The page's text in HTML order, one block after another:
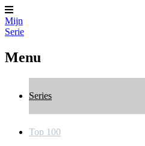
Mijn
Serie
Menu
Series
Top 100